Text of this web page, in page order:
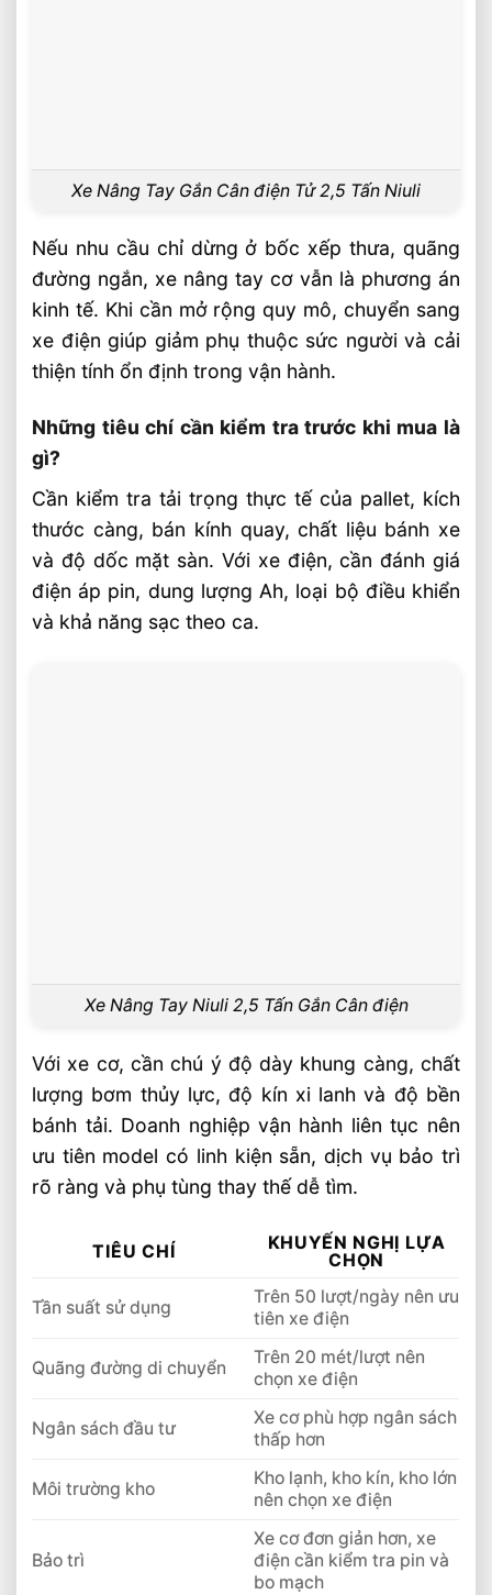
Xe Nâng Tay Gắn Cân điện Tử 2,5 Tấn Niuli
Nếu nhu cầu chỉ dừng ở bốc xếp thưa, quãng
đường ngắn, xe nâng tay cơ vẫn là phương án
kinh tế. Khi cần mở rộng quy mô, chuyển sang
xe điện giúp giảm phụ thuộc sức người và cải
thiện tính ổn định trong vận hành.
Những tiêu chí cần kiểm tra trước khi mua là
gì?
Cần kiểm tra tải trọng thực tế của pallet, kích
thước càng, bán kính quay, chất liệu bánh xe
và độ dốc mặt sàn. Với xe điện, cần đánh giá
điện áp pin, dung lượng Ah, loại bộ điều khiển
và khả năng sạc theo ca.
Xe Nâng Tay Niuli 2,5 Tấn Gắn Cân điện
Với xe cơ, cần chú ý độ dày khung càng, chất
lượng bơm thủy lực, độ kín xi lanh và độ bền
bánh tải. Doanh nghiệp vận hành liên tục nên
ưu tiên model có linh kiện sẵn, dịch vụ bảo trì
rõ ràng và phụ tùng thay thế dễ tìm.
TIÊU CHÍ
KHUYẾN NGHỊ LỰA
CHỌN
Tần suất sử dụng
Trên 50 lượt/ngày nên ưu
tiên xe điện
Quãng đường di chuyển
Trên 20 mét/lượt nên
chọn xe điện
Ngân sách đầu tư
Xe cơ phù hợp ngân sách
thấp hơn
Môi trường kho
Kho lạnh, kho kín, kho lớn
nên chọn xe điện
Bảo trì
Xe cơ đơn giản hơn, xe
điện cần kiểm tra pin và
bo mạch